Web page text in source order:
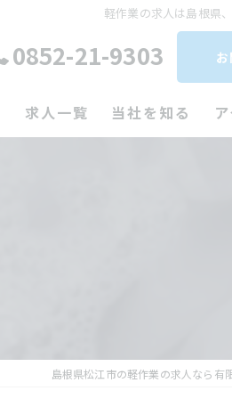
軽作業の求人は島根県
0852-21-9303
求人一覧 当社を知る
島根県松江市の軽作業の求人なら有